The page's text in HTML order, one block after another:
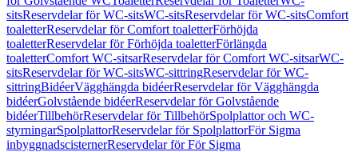
sitsReservdelar för WC-sitsWC-sitsReservdelar för WC-sitsComfort
toaletterReservdelar för Comfort toaletterFörhöjda
toaletterReservdelar för Förhöjda toaletterFörlängda
toaletterComfort WC-sitsarReservdelar för Comfort WC-sitsarWC-
sitsReservdelar för WC-sitsWC-sittringReservdelar för WC-
sittringBidéerVägghängda bidéerReservdelar för Vägghängda
bidéerGolvstående bidéerReservdelar för Golvstående
bidéerTillbehörReservdelar för TillbehörSpolplattor och WC-
styrningarSpolplattorReservdelar för SpolplattorFör Sigma
inbyggnadscisternerReservdelar för För Sigma